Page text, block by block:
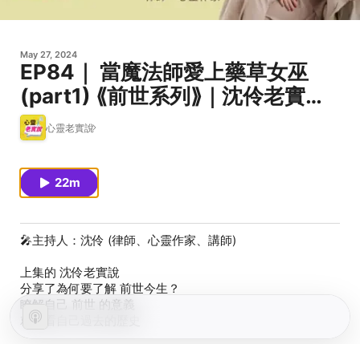
May 27, 2024
EP84｜ 當魔法師愛上藥草女巫
(part1) ⟪前世系列⟫｜沈伶老實說-
沈伶心靈老實說
22m
🎤主持人：沈伶 (律師、心靈作家、講師)
上集的 沈伶老實說
分享了為何要了解 前世今生？
瞭解自己 前世 的意義
就像看自己過去的歷史